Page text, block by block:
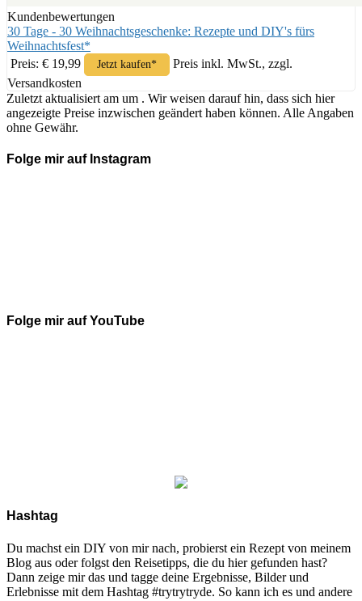
Kundenbewertungen
30 Tage - 30 Weihnachtsgeschenke: Rezepte und DIY's fürs
Weihnachtsfest*
Preis: € 19,99
Jetzt kaufen*
Preis inkl. MwSt., zzgl.
Versandkosten
Zuletzt aktualisiert am um . Wir weisen darauf hin, dass sich hier
angezeigte Preise inzwischen geändert haben können. Alle Angaben
ohne Gewähr.
Folge mir auf Instagram
Folge mir auf YouTube
Hashtag
Du machst ein DIY von mir nach, probierst ein Rezept von meinem
Blog aus oder folgst den Reisetipps, die du hier gefunden hast?
Dann zeige mir das und tagge deine Ergebnisse, Bilder und
Erlebnisse mit dem Hashtag #trytrytryde. So kann ich es und andere